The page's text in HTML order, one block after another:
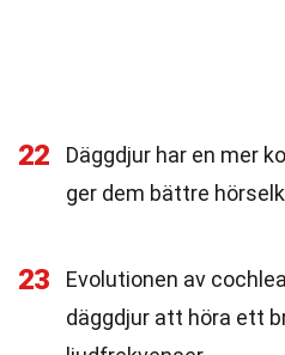
22
Däggdjur har en mer
ger dem bättre
23
Evolutionen av
däggdjur att höra ett